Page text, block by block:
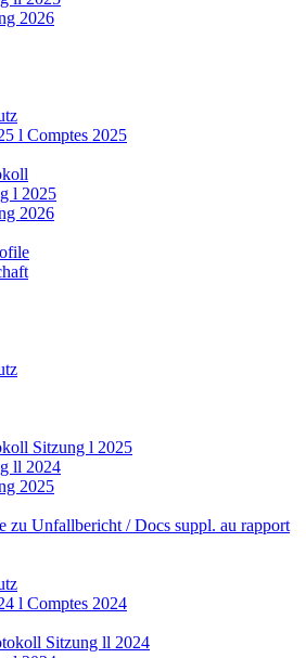
2026
l Comptes 2025
l 2025
2026
Sitzung l 2025
ll 2024
2025
zu Unfallbericht / Docs suppl. au rapport
l Comptes 2024
Sitzung ll 2024